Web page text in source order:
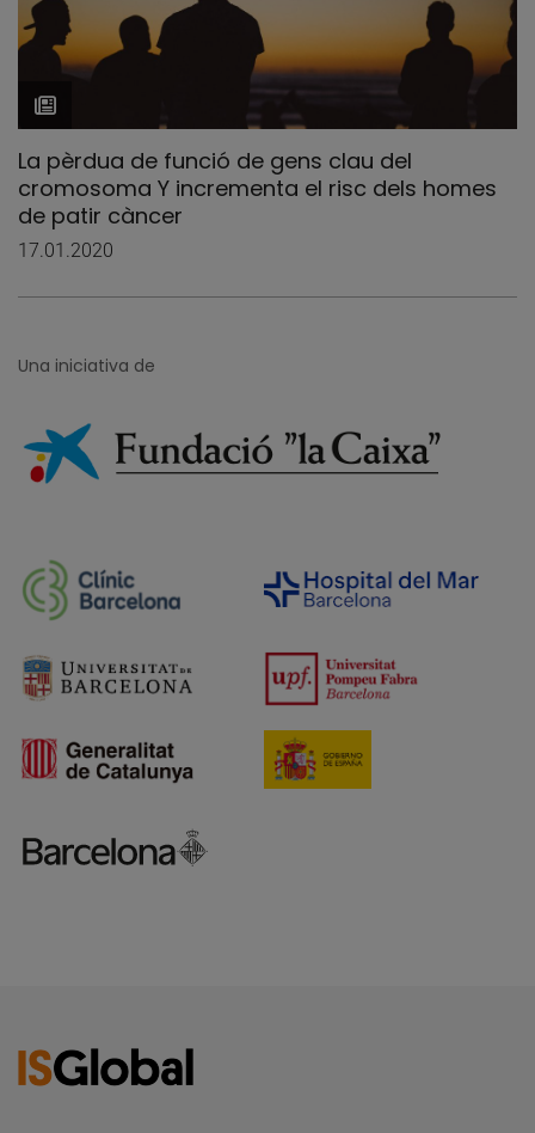
La pèrdua de funció de gens clau del
cromosoma Y incrementa el risc dels homes
de patir càncer
17.01.2020
Una iniciativa de